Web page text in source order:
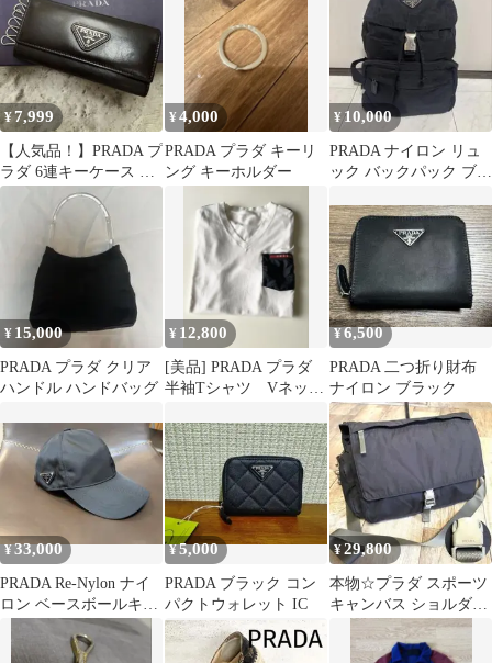
¥ 7,999
【人気品！】PRADA プ
ラダ 6連キーケース ダ
ークブラウン 三角ロゴ
¥4,000
PRADA プラダ キーリ
ング キーホルダー
¥10,000
PRADA ナイロン リュ
ック バックパック ブラ
¥ 15,000
PRADA プラダ クリア
ハンドル ハンドバッグ
¥ 12,800
[美品] PRADA プラダ
半袖Tシャツ Vネッ
S
¥6,500
PRADA 二つ折り財布
ナイロン ブラック
¥33,000
PRADA Re-Nylon ナイ
ロン ベースボールキャ
ップ ブラックM
¥5,000
PRADA ブラック コン
パクトウォレット IC
¥29,800
本物☆プラダ スポーツ
キャンバス ショルダー
バッグ リネアロッサ 斜
め掛け 黒